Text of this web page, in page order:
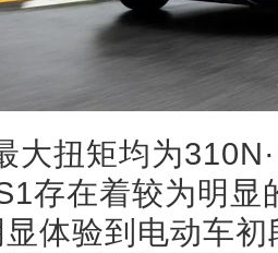
大扭矩均为
存在着较为明显
体验到电动车